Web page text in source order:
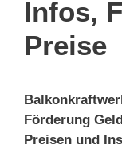
Infos,
Preise
Förderung
Preisen und